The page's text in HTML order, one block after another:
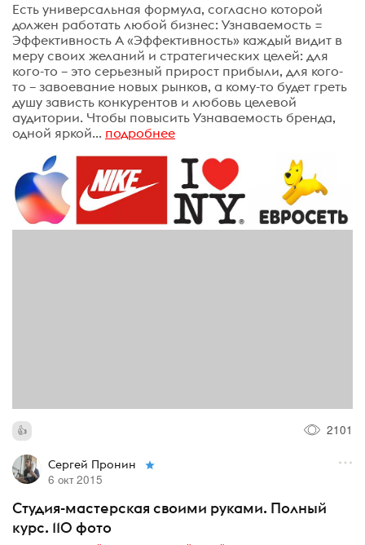
Есть универсальная формула, согласно которой
должен работать любой бизнес: Узнаваемость =
Эффективность А «Эффективность» каждый видит в
меру своих желаний и стратегических целей: для
кого-то – это серьезный прирост прибыли, для кого-
то – завоевание новых рынков, а кому-то будет греть
душу зависть конкурентов и любовь целевой
аудитории. Чтобы повысить Узнаваемость бренда,
одной яркой... подробнее
2101
Сергей Пронин
6 окт 2015
Студия-мастерская своими руками. Полный
курс. 110 фото